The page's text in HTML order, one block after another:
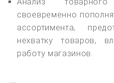
Анализ
своевременно
ассортимента,
нехватку товаров,
работу магазинов.